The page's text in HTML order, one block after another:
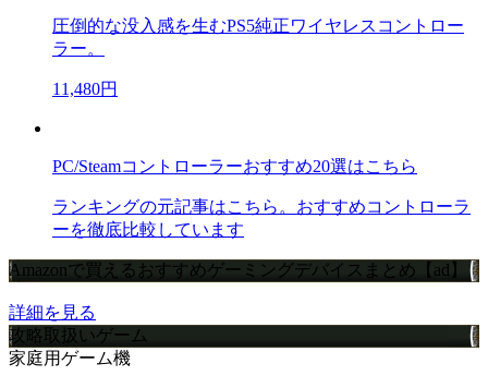
圧倒的な没入感を生むPS5純正ワイヤレスコントロー
ラー。
11,480円
PC/Steamコントローラーおすすめ20選はこちら
ランキングの元記事はこちら。おすすめコントローラ
ーを徹底比較しています
Amazonで買えるおすすめゲーミングデバイスまとめ【ad】
詳細を見る
攻略取扱いゲーム
家庭用ゲーム機